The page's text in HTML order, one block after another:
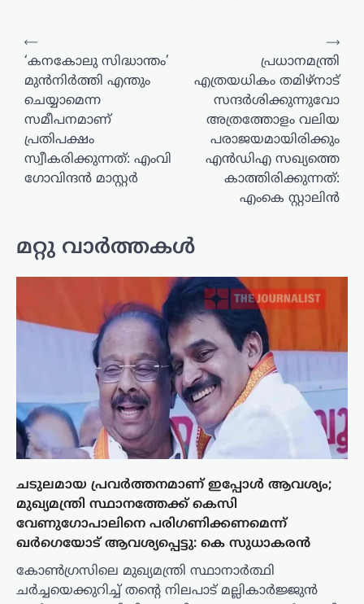
പോസ്റ്റുകളിലൂടെ
⟵
‘കനകോലു സിദ്ധാന്തം’
മുൻനിർത്തി എന്തും
ചെയ്യാമെന്ന
സമീപനമാണ്
പ്രതിപക്ഷം
സ്വീകരിക്കുന്നത്: എംവി
ഗോവിന്ദൻ മാസ്റ്റർ
പ്രധാനമന്ത്രി
എത്രയധികം തമിഴ്‌നാട്
സന്ദർശിക്കുന്നുവോ
അത്രത്തോളം വലിയ
പരാജയമായിരിക്കും
എൻഡിഎ സഖ്യത്തെ
കാത്തിരിക്കുന്നത്:
എംകെ സ്റ്റാലിൻ
⟶
മറ്റു വാർത്തകൾ
ചടുലമായ പ്രവർത്തനമാണ് ഇപ്പോൾ ആവശ്യം;
മുഖ്യമന്ത്രി സ്ഥാനത്തേക്ക് കെസി
വേണുഗോപാലിനെ പരിഗണിക്കണമെന്ന്
ഖർഗെയോട് ആവശ്യപ്പെട്ടു: കെ സുധാകരൻ
കോൺഗ്രസിലെ മുഖ്യമന്ത്രി സ്ഥാനാർത്ഥി
ചർച്ചയെക്കുറിച്ച് തന്റെ നിലപാട് മല്ലികാർജ്ജുൻ